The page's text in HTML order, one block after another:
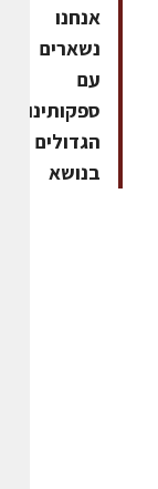
אנחנו
נשארים
עם
ספקותינו
הגדולים
בנושא